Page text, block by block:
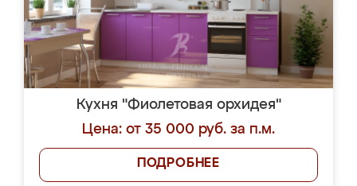
Кухня "Фиолетовая орхидея"
Цена: от 35 000 руб. за п.м.
ПОДРОБНЕЕ